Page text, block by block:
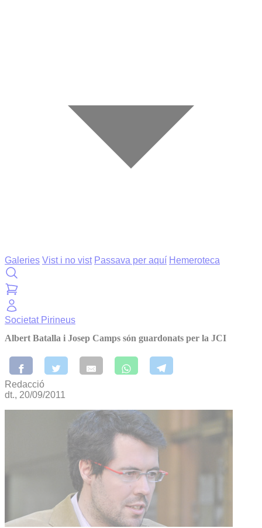
Galeries Vist i no vist Passava per aquí Hemeroteca
Societat Pirineus
Albert Batalla i Josep Camps són guardonats per la JCI
Redacció
dt., 20/09/2011